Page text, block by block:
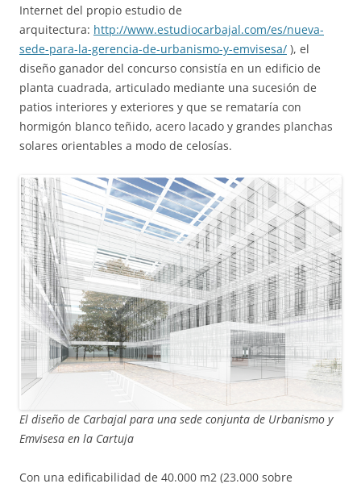
Internet del propio estudio de
arquitectura: http://www.estudiocarbajal.com/es/nueva-
sede-para-la-gerencia-de-urbanismo-y-emvisesa/ ), el
diseño ganador del concurso consistía en un edificio de
planta cuadrada, articulado mediante una sucesión de
patios interiores y exteriores y que se remataría con
hormigón blanco teñido, acero lacado y grandes planchas
solares orientables a modo de celosías.
El diseño de Carbajal para una sede conjunta de Urbanismo y
Emvisesa en la Cartuja
Con una edificabilidad de 40.000 m2 (23.000 sobre